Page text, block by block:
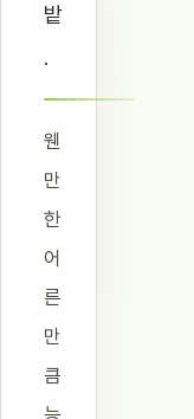
밭
.
웬
만
한
어
른
만
큼